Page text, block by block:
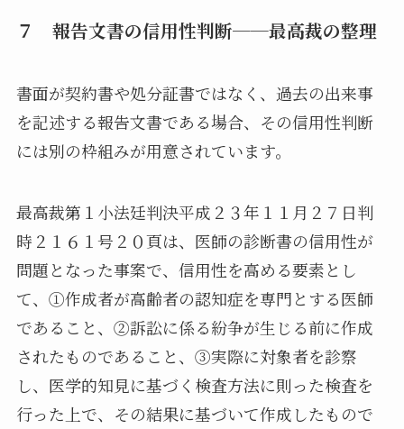
７ 報告文書の信用性判断──最高裁の整理
書面が契約書や処分証書ではなく、過去の出来事
を記述する報告文書である場合、その信用性判断
には別の枠組みが用意されています。
最高裁第１小法廷判決平成２３年１１月２７日判
時２１６１号２０頁は、医師の診断書の信用性が
問題となった事案で、信用性を高める要素とし
て、①作成者が高齢者の認知症を専門とする医師
であること、②訴訟に係る紛争が生じる前に作成
されたものであること、③実際に対象者を診察
し、医学的知見に基づく検査方法に則った検査を
行った上で、その結果に基づいて作成したもので